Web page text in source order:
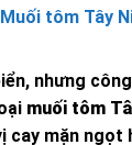
tôm Tây
nhưng
muối tôm
cay mặn ngọt